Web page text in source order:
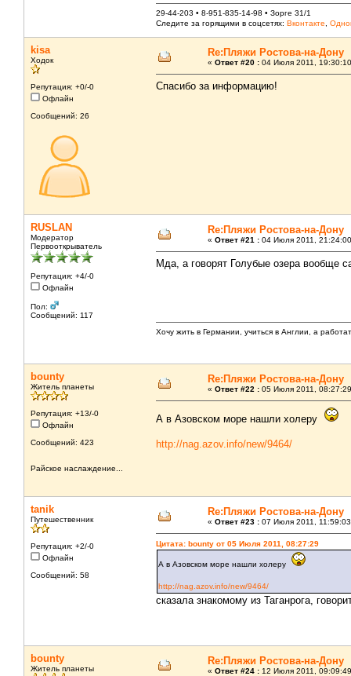
29-44-203 • 8-951-835-14-98 • Зорге 31/1
Следите за горящими в соцсетях: Вконтакте
kisa
Ходок
Репутация: +0/-0
Офлайн
Сообщений: 26
Re:Пляжи Ростова-на-Дону
« Ответ #20 : 04 Июля 2011,
Спасибо за информацию!
RUSLAN
Модератор
Первооткрыватель
Репутация: +4/-0
Офлайн
Пол:
Сообщений: 117
Re:Пляжи Ростова-на-Дону
« Ответ #21 : 04 Июля 2011,
Мда, а говорят Голубые озера вообще
Хочу жить в Германии, учиться в Англии, а
bounty
Житель планеты
Репутация: +13/-0
Офлайн
Сообщений: 423
Райское наслаждение...
Re:Пляжи Ростова-на-Дону
« Ответ #22 : 05 Июля 2011,
А в Азовском море нашли холеру
http://nag.azov.info/new/9464/
tanik
Путешественник
Репутация: +2/-0
Офлайн
Сообщений: 58
Re:Пляжи Ростова-на-Дону
« Ответ #23 : 07 Июля 2011,
Цитата: bounty от 05 Июля 2011, 08:27:29
А в Азовском море нашли холеру
http://nag.azov.info/new/9464/
сказала знакомому из Таганрога,
bounty
Житель планеты
Re:Пляжи Ростова-на-Дону
« Ответ #24 : 12 Июля 2011,